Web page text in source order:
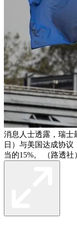
消息人士透露，瑞士
日）与美国达成协议
当的15%。 （路透社